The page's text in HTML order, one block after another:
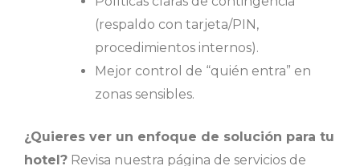
(respaldo con tarjeta/PIN,
procedimientos internos).
Mejor control de “quién entra” en
zonas sensibles.
¿Quieres ver un enfoque de solución para tu
hotel? Revisa nuestra página de servicios de